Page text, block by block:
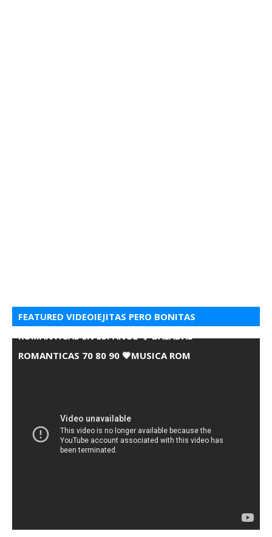
FEATURED VIDEOIEJITAS PERO BONITAS
ROMANTICAS EN ESPANOL 💘 BALADAS
ROMANTICAS 70 80 90 💗MUSICA ROM